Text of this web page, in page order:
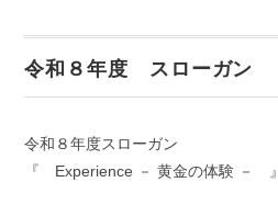
令和８年度 スローガン
令和８年度スローガン
『 Experience － 黄金の体験 － 』